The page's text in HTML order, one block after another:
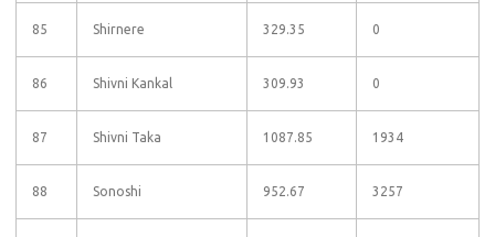
85 Shirnere 329.35 0
86 Shivni Kankal 309.93 0
87 Shivni Taka 1087.85 1934
88 Sonoshi 952.67 3257